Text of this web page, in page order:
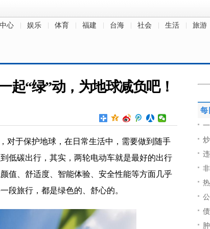
心 娱乐 体育 福建 台海 社会 生活 旅游
起“绿”动，为地球减负吧！
对于保护地球，在日常生活中，需要做到随手
低碳出行，其实，两轮电动车就是最好的出行
值、舒适度、智能体验、安全性能等方面几乎
段旅行，都是绿色的、舒心的。
每